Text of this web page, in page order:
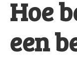
Hoe
een